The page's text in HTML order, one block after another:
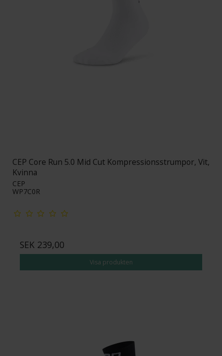
CEP Core Run 5.0 Mid Cut Kompressionsstrumpor, Vit,
Kvinna
CEP
WP7C0R
SEK 239,00
Visa produkten